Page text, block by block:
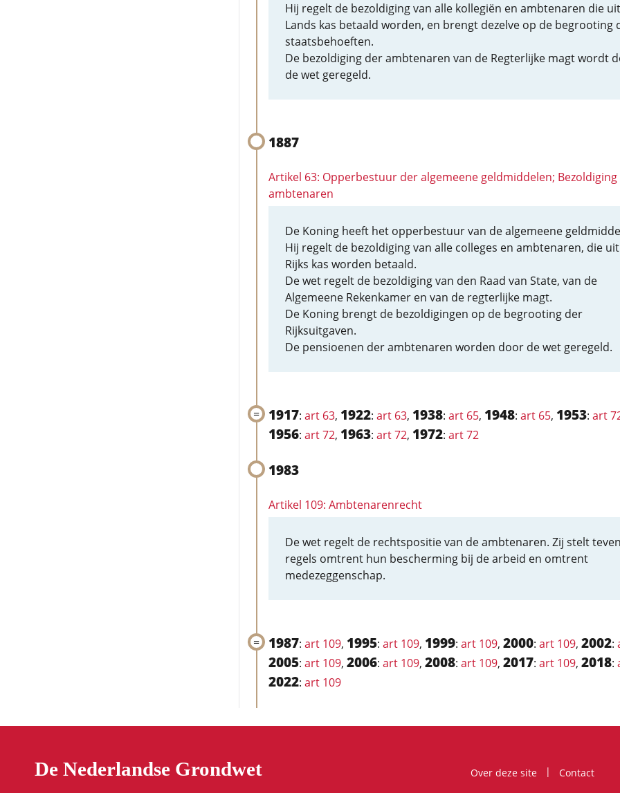
Hij regelt de bezoldiging van alle kollegiën en ambtenaren die
Lands kas betaald worden, en brengt dezelve op de begrooting
staatsbehoeften.
De bezoldiging der ambtenaren van de Regterlijke magt wordt
de wet geregeld.
1887
Artikel 63: Opperbestuur der algemeene geldmiddelen; Bezoldiging
ambtenaren
De Koning heeft het opperbestuur van de algemeene
Hij regelt de bezoldiging van alle colleges en ambtenaren, die
Rijks kas worden betaald.
De wet regelt de bezoldiging van den Raad van State, van de
Algemeene Rekenkamer en van de regterlijke magt.
De Koning brengt de bezoldigingen op de begrooting der
Rijksuitgaven.
De pensioenen der ambtenaren worden door de wet geregeld.
1917: art 63, 1922: art 63, 1938: art 65, 1948: art 65, 1953: art
1956: art 72, 1963: art 72, 1972: art 72
1983
Artikel 109: Ambtenarenrecht
De wet regelt de rechtspositie van de ambtenaren. Zij stelt
regels omtrent hun bescherming bij de arbeid en omtrent
medezeggenschap.
1987: art 109, 1995: art 109, 1999: art 109, 2000: art 109, 2002:
2005: art 109, 2006: art 109, 2008: art 109, 2017: art 109, 2018:
2022: art 109
De Nederlandse Grondwet Over deze site
Contact